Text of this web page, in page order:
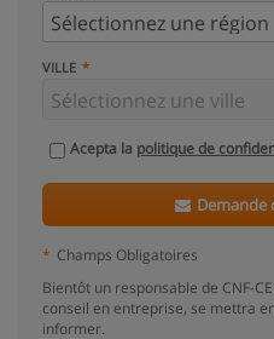
VILLE
Acepta la politique de
* Champs Obligatoires
Bientôt un responsable de CNF-
conseil en entreprise, se mettra
informer.